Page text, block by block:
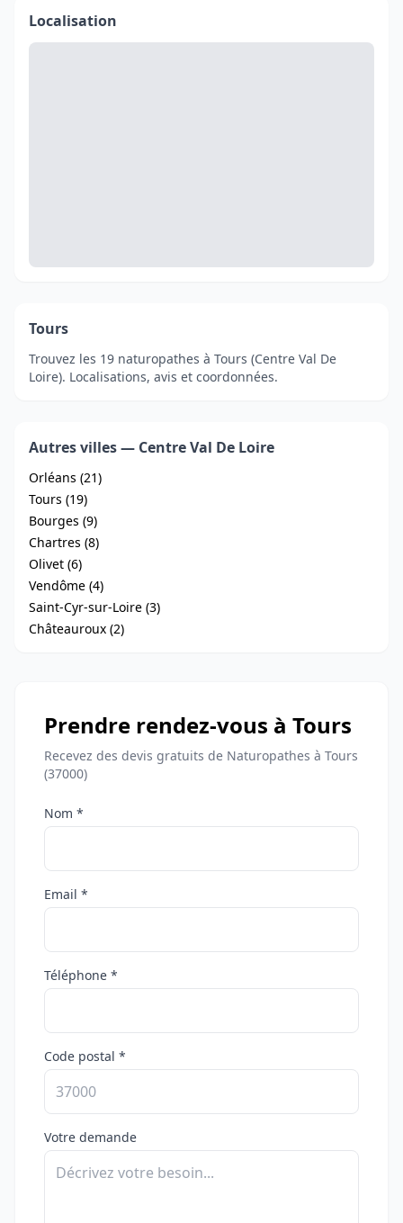
Localisation
Tours
Trouvez les 19 naturopathes à Tours (Centre Val De
Loire). Localisations, avis et coordonnées.
Autres villes — Centre Val De Loire
Orléans (21)
Tours (19)
Bourges (9)
Chartres (8)
Olivet (6)
Vendôme (4)
Saint-Cyr-sur-Loire (3)
Châteauroux (2)
Prendre rendez-vous à Tours
Recevez des devis gratuits de Naturopathes à Tours
(37000)
Nom *
Email *
Téléphone *
Code postal *
Votre demande